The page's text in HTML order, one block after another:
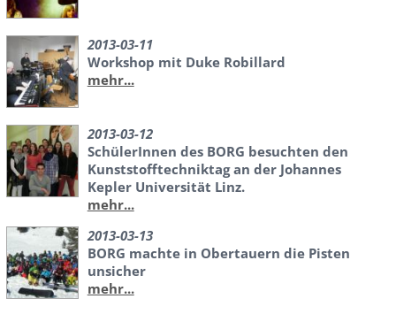
2013-03-11
Workshop mit Duke Robillard
mehr...
2013-03-12
SchülerInnen des BORG besuchten den
Kunststofftechniktag an der Johannes
Kepler Universität Linz.
mehr...
2013-03-13
BORG machte in Obertauern die Pisten
unsicher
mehr...